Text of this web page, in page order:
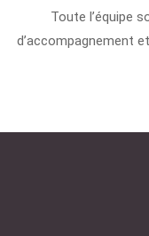
Toute l’équipe
d’accompagnement